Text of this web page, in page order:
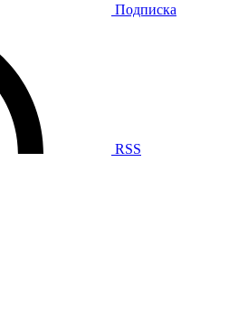
Подписка
RSS